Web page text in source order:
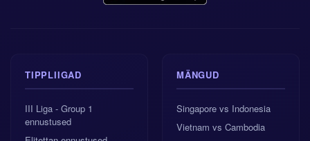
TIPPLIIGAD
III Liga - Group 1
ennustused
MÄNGUD
Singapore vs Indonesia
Vietnam vs Cambodia